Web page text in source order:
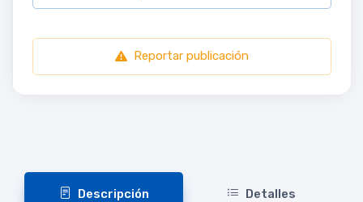
Reportar publicación
Descripción Detalles